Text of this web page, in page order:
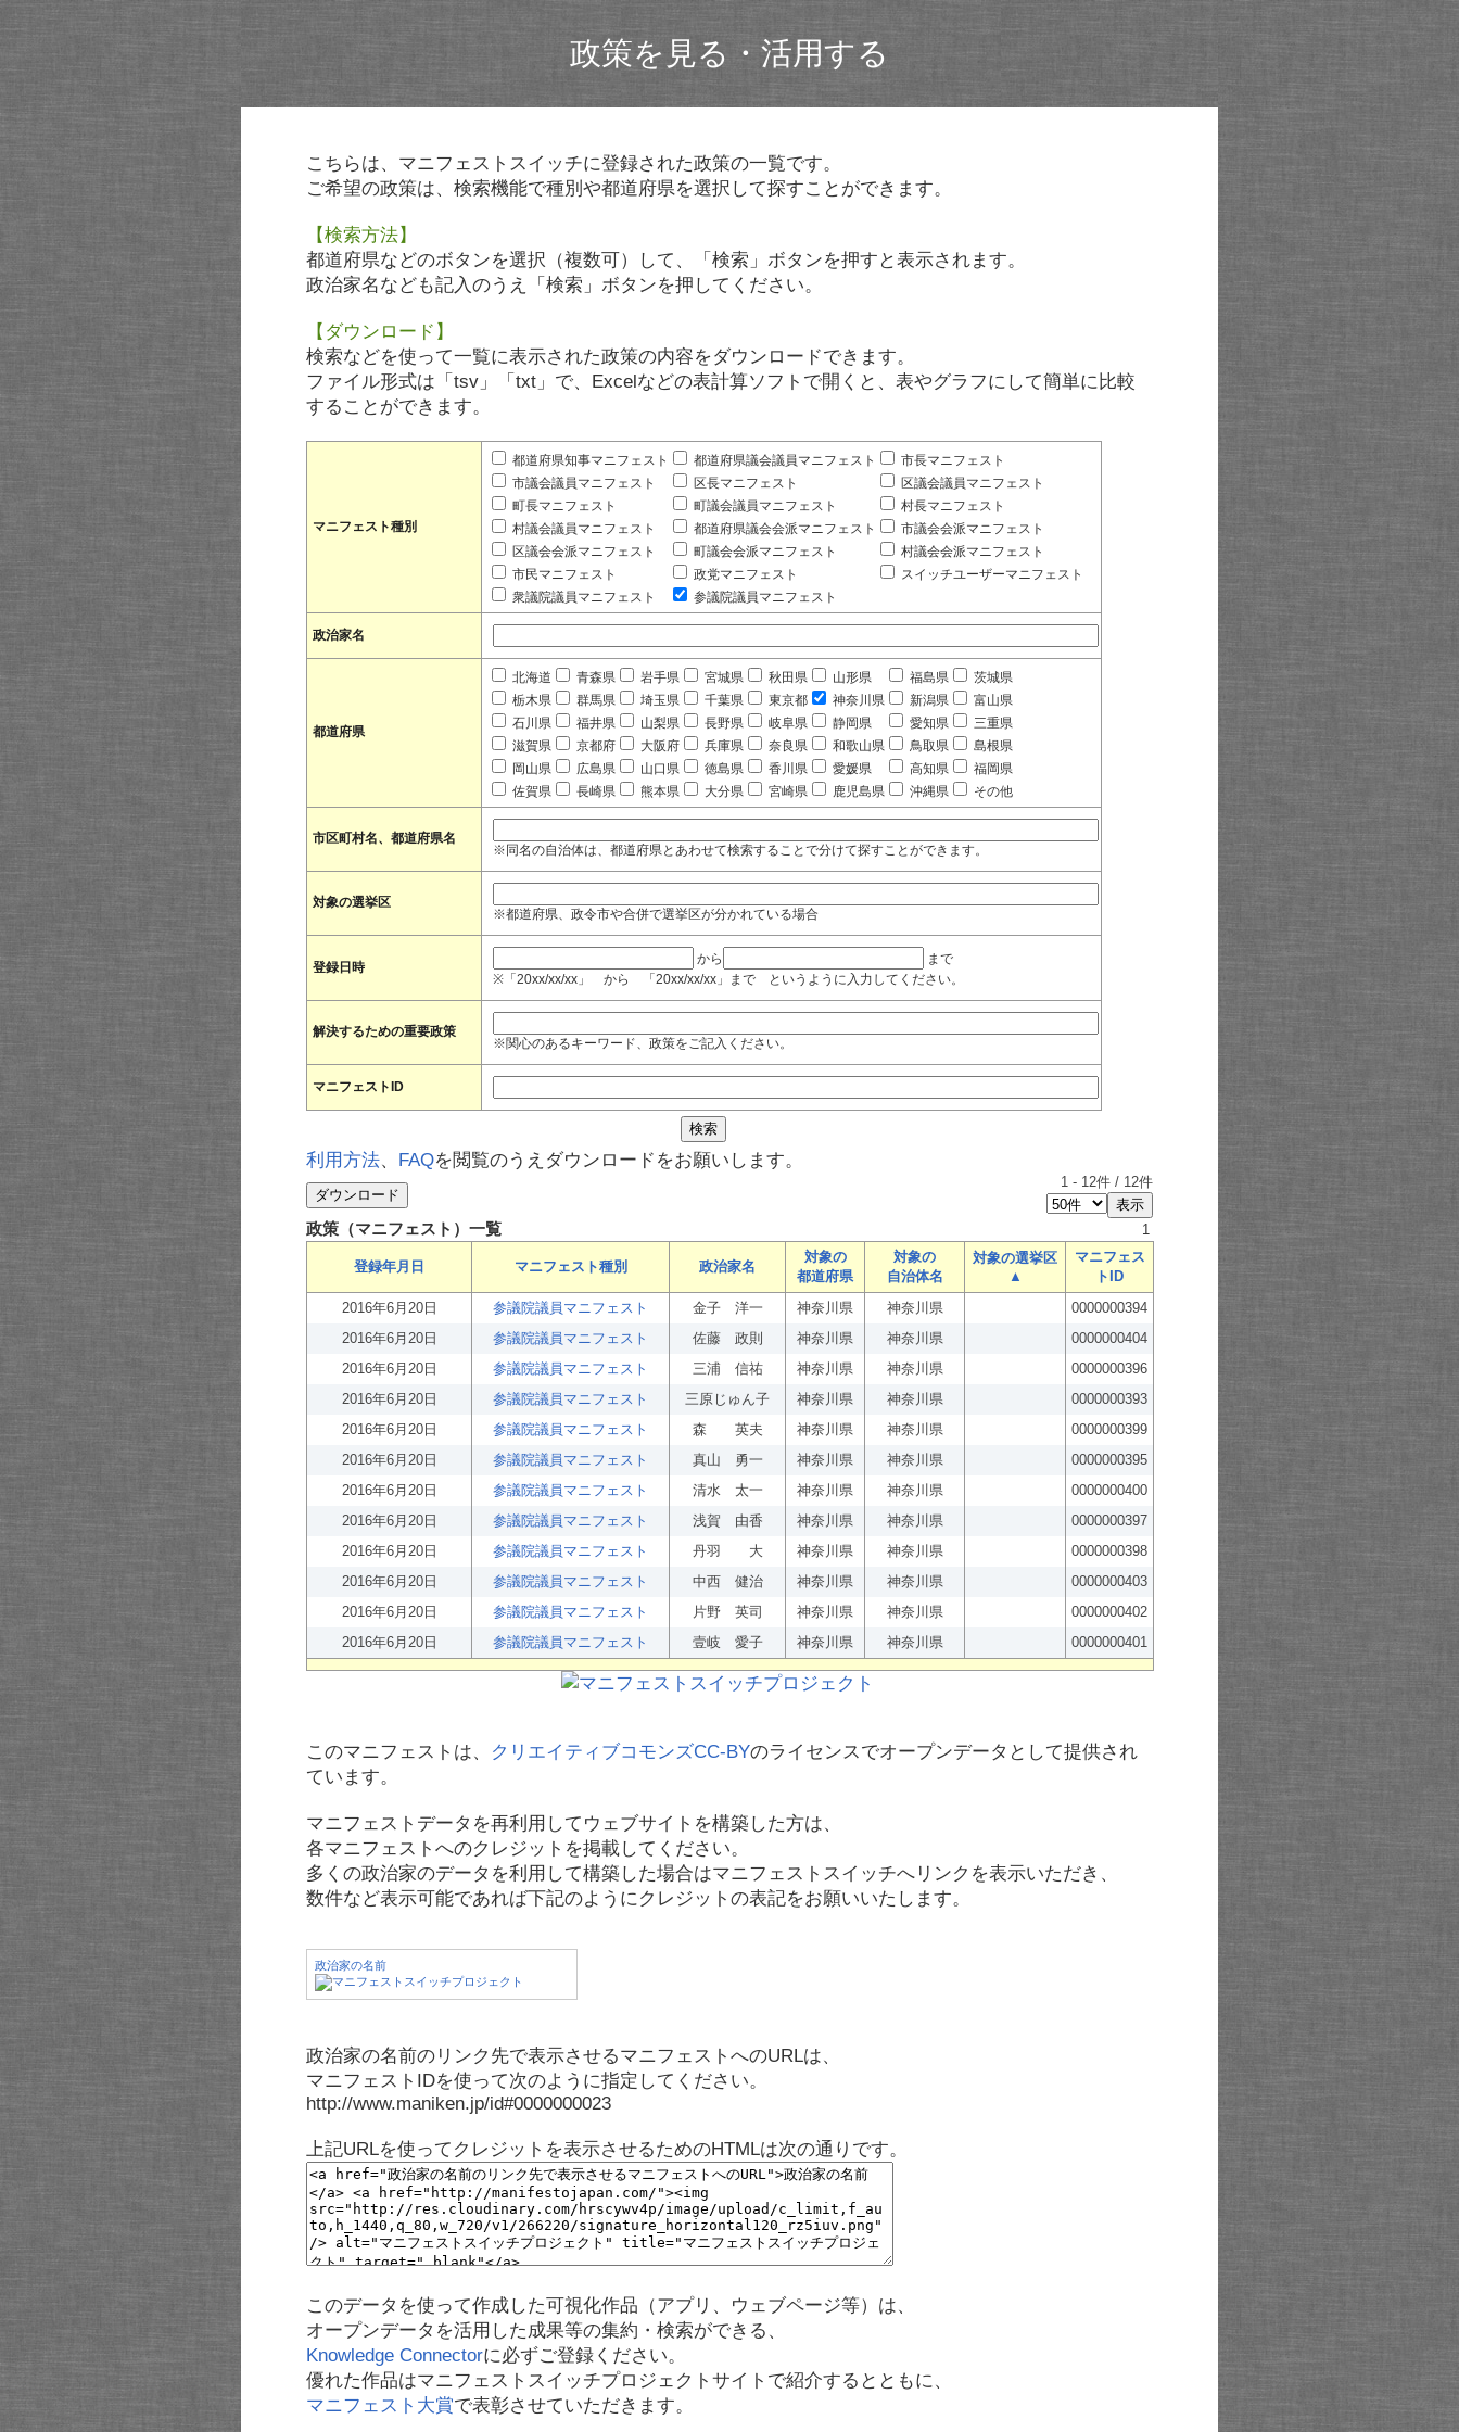
政策を見る・活用する
こちらは、マニフェストスイッチに登録された政策の一覧です。
ご希望の政策は、検索機能で種別や都道府県を選択して探すことができます。
【検索方法】
都道府県などのボタンを選択（複数可）して、「検索」ボタンを押すと表示されます。
政治家名なども記入のうえ「検索」ボタンを押してください。
【ダウンロード】
検索などを使って一覧に表示された政策の内容をダウンロードできます。
ファイル形式は「tsv」「txt」で、Excelなどの表計算ソフトで開くと、表やグラフにして簡単に比較
することができます。
マニフェスト種別
都道府県知事マニフェスト 都道府県議会議員マニフェスト
市長マニフェスト
市議会議員マニフェスト
区長マニフェスト
区議会議員マニフェスト
町長マニフェスト
町議会議員マニフェスト
村長マニフェスト
村議会議員マニフェスト
都道府県議会会派マニフェスト
市議会会派マニフェスト
区議会会派マニフェスト
町議会会派マニフェスト
村議会会派マニフェスト
市民マニフェスト
政党マニフェスト
スイッチユーザーマニフェスト
衆議院議員マニフェスト
参議院議員マニフェスト
政治家名
都道府県
北海道 青森県 岩手県 宮城県 秋田県 山形県 福島県
茨城県
栃木県
群馬県 埼玉県 千葉県 東京都 神奈川県 新潟県
富山県
石川県
福井県 山梨県 長野県 岐阜県 静岡県 愛知県
三重県
滋賀県
京都府 大阪府 兵庫県 奈良県 和歌山県 鳥取県
島根県
岡山県
広島県 山口県 徳島県 香川県 愛媛県 高知県
福岡県
佐賀県
長崎県 熊本県 大分県 宮崎県 鹿児島県 沖縄県 その他
市区町村名、都道府県名
※同名の自治体は、都道府県とあわせて検索することで分けて探すことができます。
対象の選挙区
※都道府県、政令市や合併で選挙区が分かれている場合
登録日時
から
まで
※「20xx/xx/xx」 から 「20xx/xx/xx」まで というように入力してください。
解決するための重要政策
※関心のあるキーワード、政策をご記入ください。
マニフェストID
利用方法、 FAQを閲覧のうえダウンロードをお願いします。
1 - 12件 / 12件
政策（マニフェスト）一覧 1
登録年月日 マニフェスト種別 政治家名
対象の
都道府県
対象の
自治体名
対象の選挙区
▲
マニフェス
トID
2016年6月20日
参議院議員マニフェスト 金子 洋一 神奈川県 神奈川県
0000000394
2016年6月20日
参議院議員マニフェスト 佐藤 政則 神奈川県 神奈川県
0000000404
2016年6月20日
参議院議員マニフェスト 三浦 信祐 神奈川県 神奈川県
0000000396
2016年6月20日
参議院議員マニフェスト 三原じゅん子 神奈川県 神奈川県
0000000393
2016年6月20日
参議院議員マニフェスト 森 英夫 神奈川県 神奈川県
0000000399
2016年6月20日
参議院議員マニフェスト 真山 勇一 神奈川県 神奈川県
0000000395
2016年6月20日
参議院議員マニフェスト 清水 太一 神奈川県 神奈川県
0000000400
2016年6月20日
参議院議員マニフェスト 浅賀 由香 神奈川県 神奈川県
0000000397
2016年6月20日
参議院議員マニフェスト 丹羽 大 神奈川県 神奈川県
0000000398
2016年6月20日
参議院議員マニフェスト 中西 健治 神奈川県 神奈川県
0000000403
2016年6月20日
参議院議員マニフェスト 片野 英司 神奈川県 神奈川県
0000000402
2016年6月20日
参議院議員マニフェスト 壹岐 愛子 神奈川県 神奈川県 0000000401
このマニフェストは、 クリエイティブコモンズCC-BYのライセンスでオープンデータとして提供され
ています。
マニフェストデータを再利用してウェブサイトを構築した方は、
各マニフェストへのクレジットを掲載してください。
多くの政治家のデータを利用して構築した場合はマニフェストスイッチへリンクを表示いただき、
数件など表示可能であれば下記のようにクレジットの表記をお願いいたします。
政治家の名前
政治家の名前のリンク先で表示させるマニフェストへのURLは、
マニフェストIDを使って次のように指定してください。
http://www.maniken.jp/id#0000000023
上記URLを使ってクレジットを表示させるためのHTMLは次の通りです。
このデータを使って作成した可視化作品（アプリ、ウェブページ等）は、
オープンデータを活用した成果等の集約・検索ができる、
Knowledge Connectorに必ずご登録ください。
優れた作品はマニフェストスイッチプロジェクトサイトで紹介するとともに、
マニフェスト大賞で表彰させていただきます。